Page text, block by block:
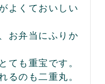
よくておいしい
お弁当にふりか
ても重宝です。
るのも二重丸。